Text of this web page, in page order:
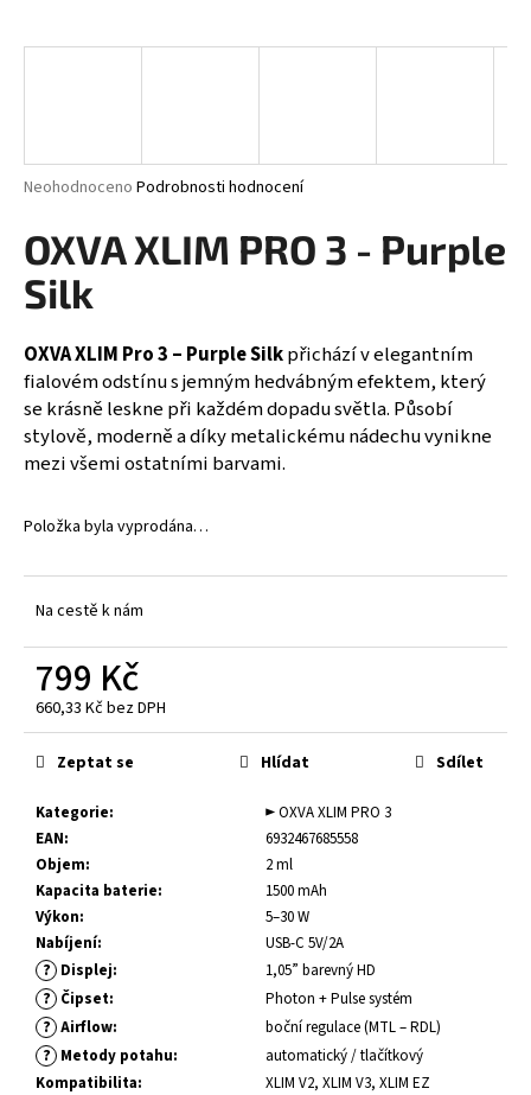
Průměrné
produktu
je
0,0
z
hvězdiček.
Neohodnoceno Podrobnosti hodnocení
OXVA XLIM PRO 3 - Purple
Silk
OXVA XLIM Pro 3 – Purple Silkpřichází v elegantním
fialovém odstínu s jemným hedvábným efektem, který
se krásně leskne při každém dopadu světla. Působí
stylově, moderně a díky metalickému nádechu vynikne
mezi všemi ostatními barvami.
Položka byla vyprodána…
Na cestě k nám
799 Kč
660,33 Kč bez DPH
Měrná
cena:
Kategorie:
► OXVA XLIM PRO 3
EAN:
6932467685558
Objem:
2 ml
Kapacita baterie:
1500 mAh
Výkon:
5–30 W
Nabíjení: USB-C 5V/2A
? Displej: 1,05” barevný HD
? Čipset: Photon + Pulse systém
? Airflow: boční regulace (MTL – RDL)
? Metody potahu:
automatický / tlačítkový
Kompatibilita:
XLIM V2, XLIM V3, XLIM EZ
Zeptat se Hlídat Sdílet
D
o
p
o
č
e
m
ELFLIQ
NIC
CREAM
TOBACCO
10
ML
20MG
NIC.
245
Kč